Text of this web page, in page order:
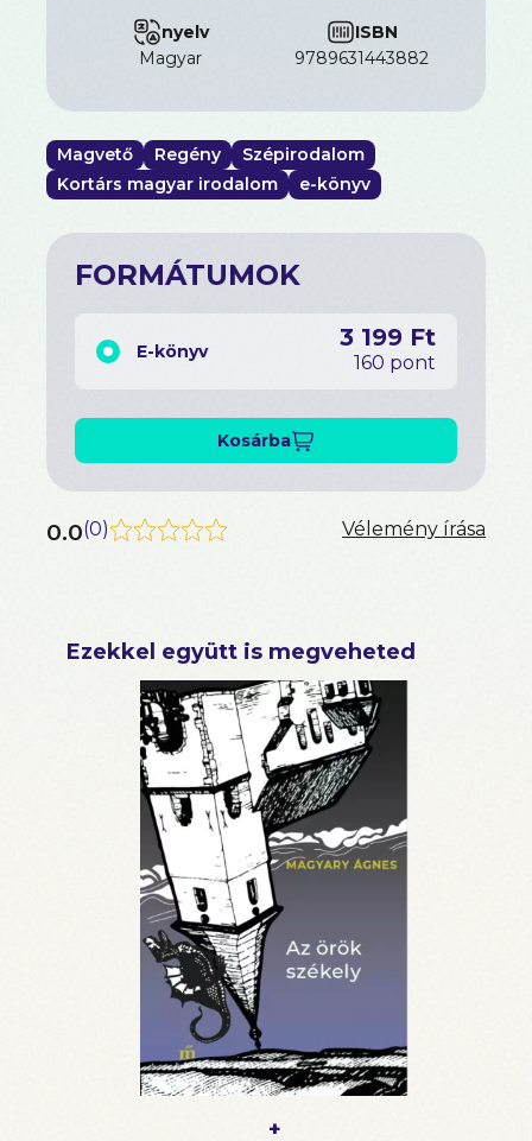
Esterházy Péter írásművészete találkozna valahol
nyelv
magyar
ISBN
9789631443882
Magvető Regény
Szépirodalom
Kortárs magyar irodalom
e-könyv
FORMÁTUMOK
E-könyv 3 199 Ft
160 pont
Kosárba
0.0(0) Vélemény írása
Ezekkel együtt is megveheted
+